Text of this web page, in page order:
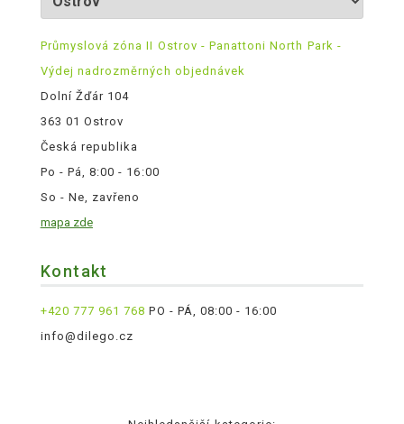
Průmyslová zóna II Ostrov - Panattoni North Park -
Výdej nadrozměrných objednávek
Dolní Žďár 104
363 01 Ostrov
Česká republika
Po - Pá, 8:00 - 16:00
So - Ne, zavřeno
mapa zde
Kontakt
+420 777 961 768 PO - PÁ, 08:00 - 16:00
info@dilego.cz